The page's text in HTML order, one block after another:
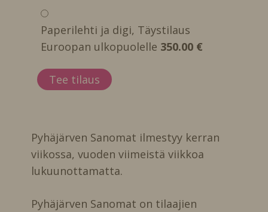
Paperilehti ja digi, Täystilaus
Euroopan ulkopuolelle 350.00 €
Pyhäjärven Sanomat ilmestyy kerran
viikossa, vuoden viimeistä viikkoa
lukuunottamatta.
Pyhäjärven Sanomat on tilaajien